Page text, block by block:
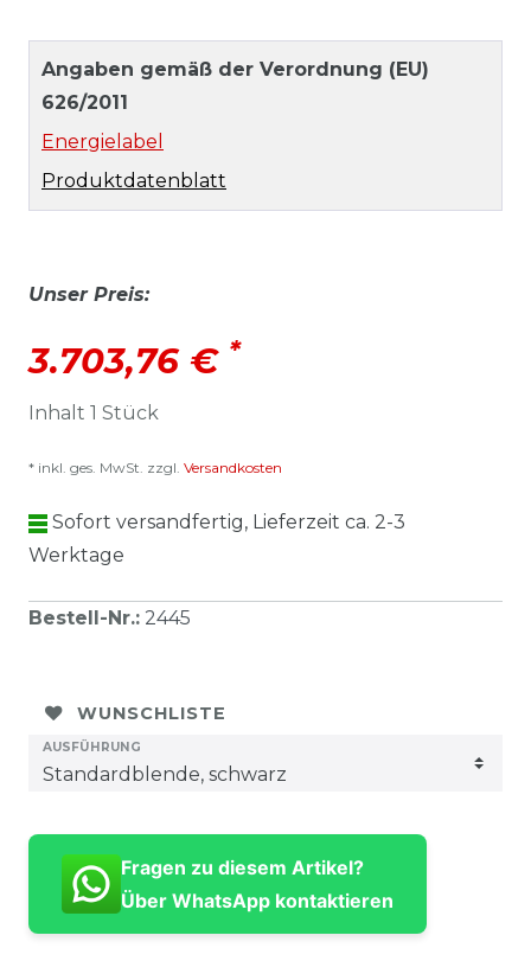
Angaben gemäß der Verordnung (EU)
626/2011
Energielabel
Produktdatenblatt
Unser Preis:
3.703,76 € *
Inhalt 1 Stück
* inkl. ges. MwSt. zzgl. Versandkosten
Sofort versandfertig, Lieferzeit ca. 2-3
Werktage
Bestell-Nr.: 2445
WUNSCHLISTE
AUSFÜHRUNG
Fragen zu diesem Artikel?
Über WhatsApp kontaktieren